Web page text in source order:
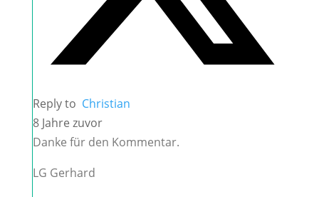
Reply to Christian
8 Jahre zuvor
Danke für den Kommentar.
LG Gerhard